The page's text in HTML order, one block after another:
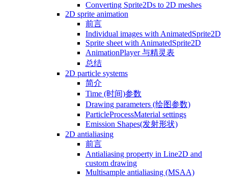
Converting Sprite2Ds to 2D meshes
2D sprite animation
前言
Individual images with AnimatedSprite2D
Sprite sheet with AnimatedSprite2D
AnimationPlayer 与精灵表
总结
2D particle systems
简介
Time (时间)参数
Drawing parameters (绘图参数)
ParticleProcessMaterial settings
Emission Shapes(发射形状)
2D antialiasing
前言
Antialiasing property in Line2D and
custom drawing
Multisample antialiasing (MSAA)